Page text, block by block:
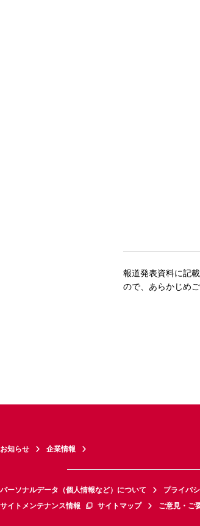
報道発表資料に記
ので、あらかじめ
お知らせ 企業情報
パーソナルデータ（個人情報など）について プライバ
サイトメンテナンス情報
サイトマップ ご意見・ご